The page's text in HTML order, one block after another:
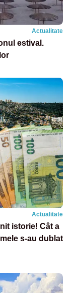
Actualitate
estival.
Actualitate
istorie! Cât a
s-au dublat